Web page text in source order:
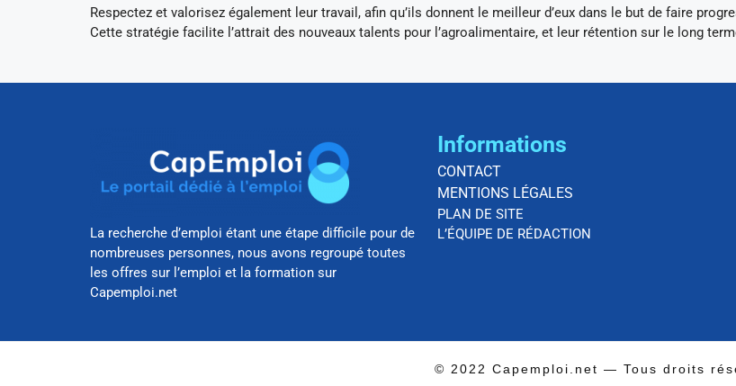
Respectez et valorisez également leur travail, afin qu’ils donnent le meilleur d’eux dans le but de faire
Cette stratégie facilite l’attrait des nouveaux talents pour l’agroalimentaire, et leur rétention sur le long
La recherche d’emploi étant une étape difficile pour de
nombreuses personnes, nous avons regroupé toutes
les offres sur l’emploi et la formation sur
Capemploi.net
Informations
CONTACT
MENTIONS LÉGALES
PLAN DE SITE
L’ÉQUIPE DE RÉDACTION
© 2022 Capemploi.net — Tous droits